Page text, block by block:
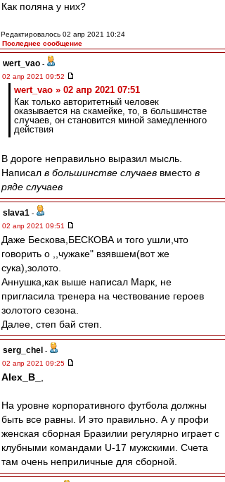
Как поляна у них?
Редактировалось 02 апр 2021 10:24
Последнее сообщение
wert_vao -
02 апр 2021 09:52
wert_vao » 02 апр 2021 07:51
Как только авторитетный человек
оказывается на скамейке, то, в большинстве
случаев, он становится миной замедленного
действия
В дороге неправильно выразил мысль.
Написал в большинстве случаев вместо в
ряде случаев
slava1 -
02 апр 2021 09:51
Даже Бескова,БЕСКОВА и того ушли,что
говорить о ,,чужаке" взявшем(вот же
сука),золото.
Аннушка,как выше написал Марк, не
пригласила тренера на чествование героев
золотого сезона.
Далее, степ бай степ.
serg_chel -
02 апр 2021 09:25
Alex_B_
На уровне корпоративного футбола должны
быть все равны. И это правильно. А у профи
женская сборная Бразилии регулярно играет с
клубными командами U-17 мужскими. Счета
там очень неприличные для сборной.